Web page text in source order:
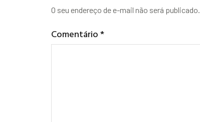
O seu endereço de e-mail não será publicado.
Comentário*